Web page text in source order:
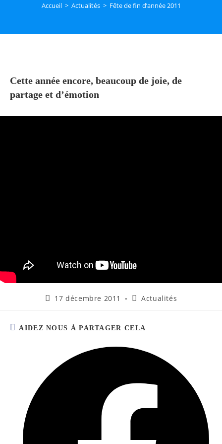
Accueil > Actualités > Fête de fin d’année 2011
Cette année encore, beaucoup de joie, de
partage et d’émotion
17 décembre 2011 Actualités
AIDEZ NOUS À PARTAGER CELA